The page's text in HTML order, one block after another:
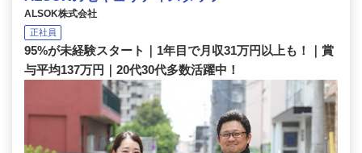
ALSOK株式会社
正社員
95%が未経験スタート｜1年目で月収31万円以上も！｜賞
与平均137万円｜20代30代多数活躍中！